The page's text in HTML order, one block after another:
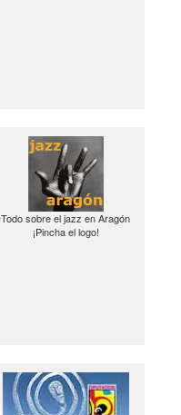
Todo sobre el jazz en Aragón
¡Pincha el logo!